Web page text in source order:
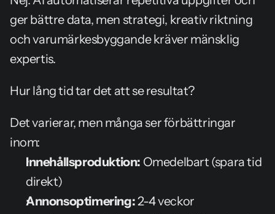
ger bättre data, men strategi, kreativ riktning
och varumärkesbyggande kräver mänsklig
expertis.
Hur lång tid tar det att se resultat?
Det varierar, men många ser förbättringar
inom:
Innehållsproduktion: Omedelbart (spara tid
direkt)
Annonsoptimering: 2-4 veckor